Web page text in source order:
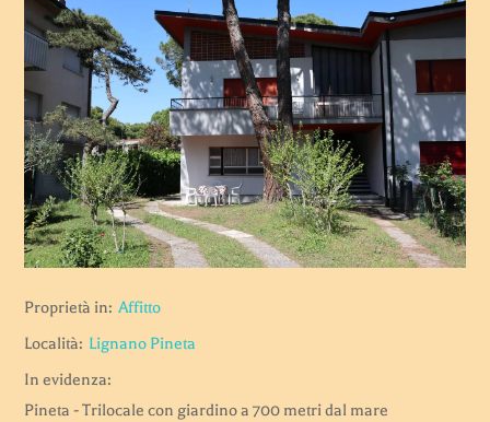
Proprietà in: Affitto
Località: Lignano Pineta
In evidenza:
Pineta - Trilocale con giardino a 700 metri dal mare